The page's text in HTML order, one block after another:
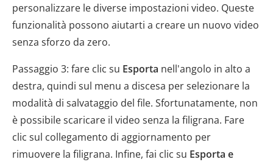
personalizzare le diverse impostazioni video. Queste
funzionalità possono aiutarti a creare un nuovo video
senza sforzo da zero.
Passaggio 3: fare clic su Esporta nell'angolo in alto a
destra, quindi sul menu a discesa per selezionare la
modalità di salvataggio del file. Sfortunatamente, non
è possibile scaricare il video senza la filigrana. Fare
clic sul collegamento di aggiornamento per
rimuovere la filigrana. Infine, fai clic su Esporta e